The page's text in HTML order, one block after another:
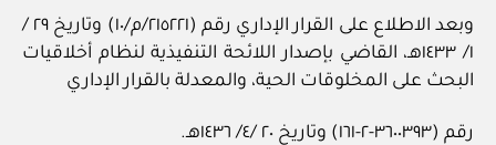
وبعد الاطلاع على القرار الإداري رقم (٢١٥٢٢١/م/١٠) وتاريخ ٢٩ /
١/ ١٤٣٣هـ، القاضي بإصدار اللائحة التنفيذية لنظام أخلاقيات
البحث على المخلوقات الحية، والمعدلة بالقرار الإداري
رقم (٣٦٠٠٣٩٣-٢-١٦١) وتاريخ ٢٠ /٤/ ١٤٣٦هـ.